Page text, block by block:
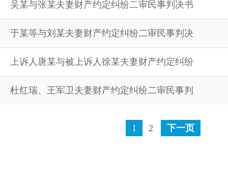
吴某与张某夫妻财产约定纠纷二审民事判决书
于某等与刘某夫妻财产约定纠纷二审民事判决
上诉人唐某与被上诉人徐某夫妻财产约定纠纷
杜红瑞、王军卫夫妻财产约定纠纷二审民事判
1 2 下一页